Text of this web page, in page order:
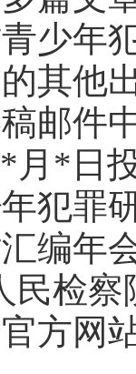
少年
其他
邮件
月*日
犯罪
编年
民检
方网